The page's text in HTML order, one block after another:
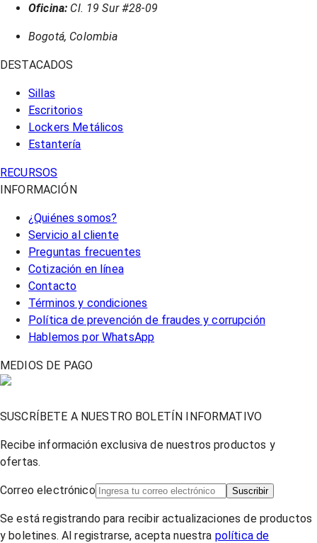
Oficina: Cl. 19 Sur #28-09
Bogotá, Colombia
DESTACADOS
Sillas
Escritorios
Lockers Metálicos
Estantería
RECURSOS
INFORMACIÓN
¿Quiénes somos?
Servicio al cliente
Preguntas frecuentes
Cotización en línea
Contacto
Términos y condiciones
Política de prevención de fraudes y corrupción
Hablemos por WhatsApp
MEDIOS DE PAGO
SUSCRÍBETE A NUESTRO BOLETÍN INFORMATIVO
Recibe información exclusiva de nuestros productos y
ofertas.
Correo electrónico Suscribir
Se está registrando para recibir actualizaciones de productos
y boletines. Al registrarse, acepta nuestra política de